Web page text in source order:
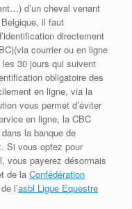
d’un cheval venant
il faut
directement
courrier ou en ligne
30 jours qui suivent
obligatoire des
en ligne, via la
vous permet d’éviter
en ligne, la CBC
la banque de
Si vous optez pour
vous payerez désormais
de la Confédération
l’asbl Ligue Equestre